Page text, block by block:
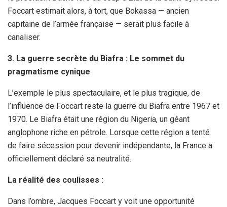
Foccart estimait alors, à tort, que Bokassa — ancien
capitaine de l’armée française — serait plus facile à
canaliser.
3. La guerre secrète du Biafra : Le sommet du
pragmatisme cynique
L’exemple le plus spectaculaire, et le plus tragique, de
l’influence de Foccart reste la guerre du Biafra entre 1967 et
1970. Le Biafra était une région du Nigeria, un géant
anglophone riche en pétrole. Lorsque cette région a tenté
de faire sécession pour devenir indépendante, la France a
officiellement déclaré sa neutralité.
La réalité des coulisses :
Dans l’ombre, Jacques Foccart y voit une opportunité